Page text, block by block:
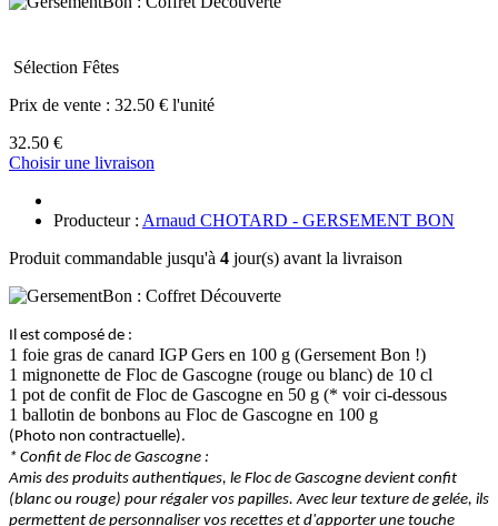
Sélection Fêtes
Prix de vente : 32.50 € l'unité
32.50 €
Choisir une livraison
Producteur : Arnaud CHOTARD - GERSEMENT BON
Produit commandable jusqu'à 4 jour(s) avant la livraison
Il est composé de :
1 foie gras de canard IGP Gers en 100 g (Gersement Bon !)
1 mignonette de Floc de Gascogne (rouge ou blanc) de 10 cl
1 pot de confit de Floc de Gascogne en 50 g (* voir ci-dessous
1 ballotin de bonbons au Floc de Gascogne en 100 g
(Photo non contractuelle).
* Confit de Floc de Gascogne :
Amis des produits authentiques, le Floc de Gascogne devient confit
(blanc ou rouge) pour régaler vos papilles. Avec leur texture de gelée, ils
permettent de personnaliser vos recettes et d'apporter une touche